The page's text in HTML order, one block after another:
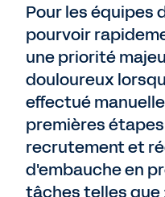
Pour les équipes
pourvoir
une priorité
douloureux
effectué
premières
recrutement et
d'embauche en
tâches telles que